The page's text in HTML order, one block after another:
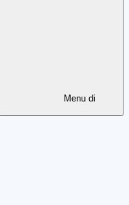
Menu di